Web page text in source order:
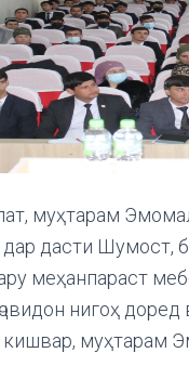
муҳтарам
дар дасти Шумост,
меҳанпараст
нигоҳ
муҳтарам